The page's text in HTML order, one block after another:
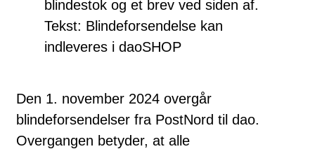
Den 1. november 2024 overgår
blindeforsendelser fra PostNord til dao.
Overgangen betyder, at alle